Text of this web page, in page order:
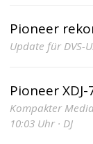
Pioneer
Update für DVS-
Pioneer XDJ-
Kompakter
10:03 Uhr · DJ